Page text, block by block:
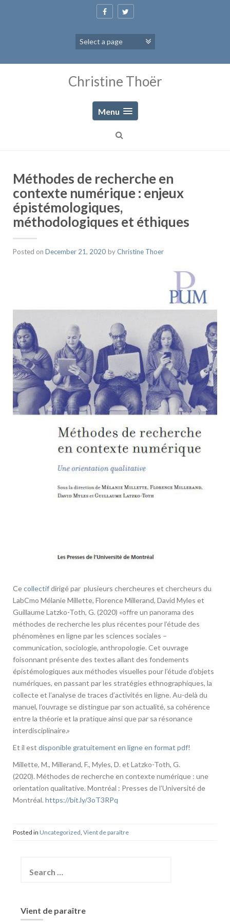
Christine Thoër
Menu
Méthodes de recherche en
contexte numérique : enjeux
épistémologiques,
méthodologiques et éthiques
Posted on December 21, 2020 byChristine Thoer
Cecollectifdirigé par plusieurs chercheures et chercheurs du
LabCmo Mélanie Millette, Florence Millerand, David Myles et
Guillaume Latzko-Toth, G. (2020) «offre un panorama des
méthodes de recherche les plus récentes pour l’étude des
phénomènes en ligne par les sciences sociales –
communication, sociologie, anthropologie. Cet ouvrage
foisonnant présente des textes allant des fondements
épistémologiques aux méthodes visuelles pour l’étude d’objets
numériques, en passant par les stratégies ethnographiques, la
collecte et l’analyse de traces d’activités en ligne. Au-delà du
manuel, l’ouvrage se distingue par son actualité, sa cohérence
entre la théorie et la pratique ainsi que par sa résonance
interdisciplinaire.»
Et il est disponible gratuitement en ligne en format pdf!
Millette, M., Millerand, F., Myles, D. et Latzko-Toth, G.
(2020). Méthodes de recherche en contexte numérique : une
orientation qualitative. Montréal : Presses de l’Université de
Montréal. https://bit.ly/3oT3RPq
Posted in Uncategorized, Vient de paraître
for:
Vient de paraître